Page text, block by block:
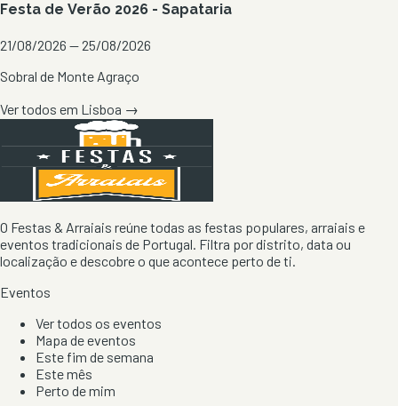
Festa de Verão 2026 - Sapataria
21/08/2026 — 25/08/2026
Sobral de Monte Agraço
Ver todos em Lisboa →
O Festas & Arraiais reúne todas as festas populares, arraiais e
eventos tradicionais de Portugal. Filtra por distrito, data ou
localização e descobre o que acontece perto de ti.
Eventos
Ver todos os eventos
Mapa de eventos
Este fim de semana
Este mês
Perto de mim